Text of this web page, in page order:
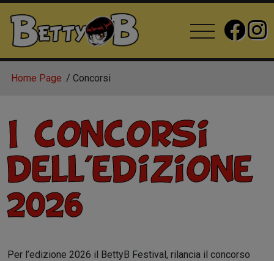
Home Page Concorsi
I concorsi
dell'edizione
2026
Per l’edizione 2026 il BettyB Festival, rilancia il concorso